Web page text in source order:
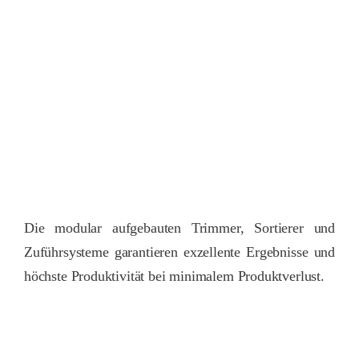
Die modular aufgebauten Trimmer, Sortierer und
Zuführsysteme garantieren exzellente Ergebnisse und
höchste Produktivität bei minimalem Produktverlust.